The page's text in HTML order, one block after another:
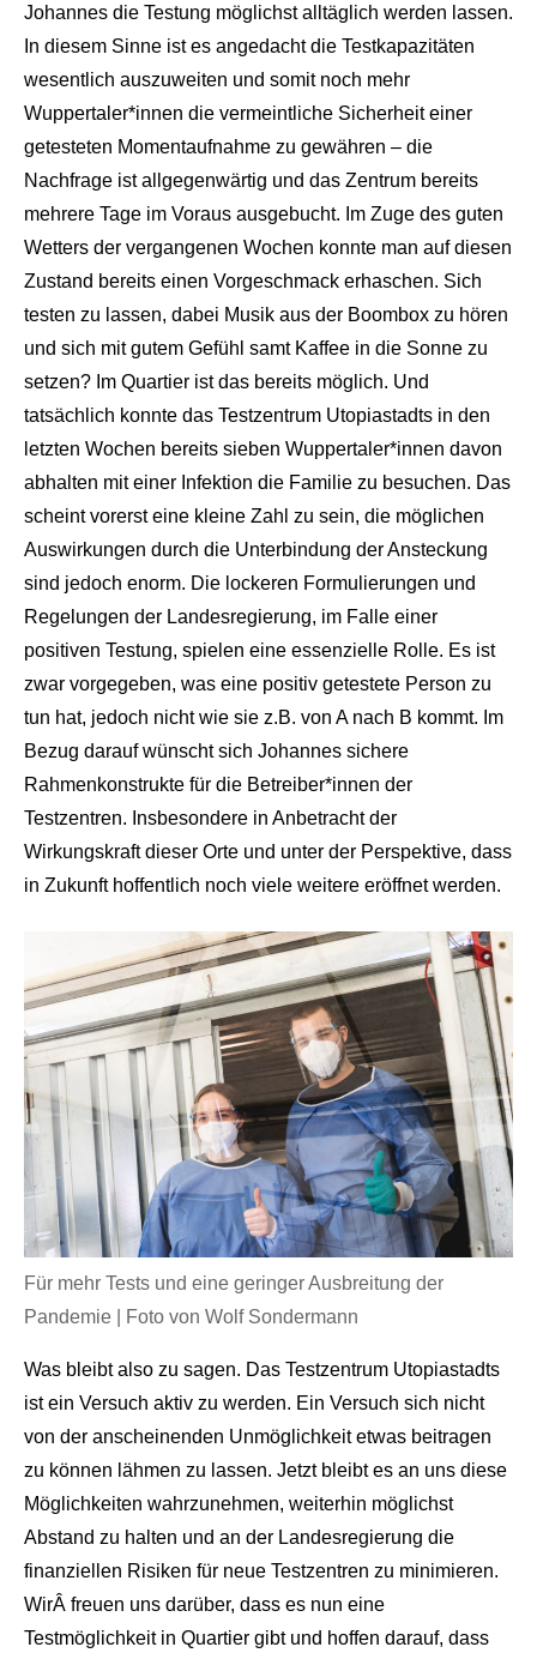
Johannes die Testung möglichst alltäglich werden lassen.
In diesem Sinne ist es angedacht die Testkapazitäten
wesentlich auszuweiten und somit noch mehr
Wuppertaler*innen die vermeintliche Sicherheit einer
getesteten Momentaufnahme zu gewähren – die
Nachfrage ist allgegenwärtig und das Zentrum bereits
mehrere Tage im Voraus ausgebucht. Im Zuge des guten
Wetters der vergangenen Wochen konnte man auf diesen
Zustand bereits einen Vorgeschmack erhaschen. Sich
testen zu lassen, dabei Musik aus der Boombox zu hören
und sich mit gutem Gefühl samt Kaffee in die Sonne zu
setzen? Im Quartier ist das bereits möglich. Und
tatsächlich konnte das Testzentrum Utopiastadts in den
letzten Wochen bereits sieben Wuppertaler*innen davon
abhalten mit einer Infektion die Familie zu besuchen. Das
scheint vorerst eine kleine Zahl zu sein, die möglichen
Auswirkungen durch die Unterbindung der Ansteckung
sind jedoch enorm. Die lockeren Formulierungen und
Regelungen der Landesregierung, im Falle einer
positiven Testung, spielen eine essenzielle Rolle. Es ist
zwar vorgegeben, was eine positiv getestete Person zu
tun hat, jedoch nicht wie sie z.B. von A nach B kommt. Im
Bezug darauf wünscht sich Johannes sichere
Rahmenkonstrukte für die Betreiber*innen der
Testzentren. Insbesondere in Anbetracht der
Wirkungskraft dieser Orte und unter der Perspektive, dass
in Zukunft hoffentlich noch viele weitere eröffnet werden.
Für mehr Tests und eine geringer Ausbreitung der
Pandemie | Foto von Wolf Sondermann
Was bleibt also zu sagen. Das Testzentrum Utopiastadts
ist ein Versuch aktiv zu werden. Ein Versuch sich nicht
von der anscheinenden Unmöglichkeit etwas beitragen
zu können lähmen zu lassen. Jetzt bleibt es an uns diese
Möglichkeiten wahrzunehmen, weiterhin möglichst
Abstand zu halten und an der Landesregierung die
finanziellen Risiken für neue Testzentren zu minimieren.
WirÂ freuen uns darüber, dass es nun eine
Testmöglichkeit in Quartier gibt und hoffen darauf, dass